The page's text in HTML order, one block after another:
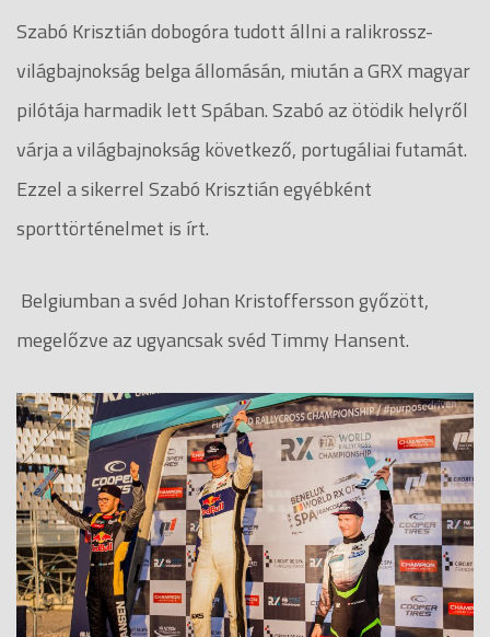
Szabó Krisztián dobogóra tudott állni a ralikrossz-
világbajnokság belga állomásán, miután a GRX magyar
pilótája harmadik lett Spában. Szabó az ötödik helyről
várja a világbajnokság következő, portugáliai futamát.
Ezzel a sikerrel Szabó Krisztián egyébként
sporttörténelmet is írt.
Belgiumban a svéd Johan Kristoffersson győzött,
megelőzve az ugyancsak svéd Timmy Hansent.